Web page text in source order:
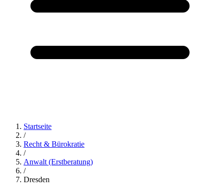
Startseite
/
Recht & Bürokratie
/
Anwalt (Erstberatung)
/
Dresden